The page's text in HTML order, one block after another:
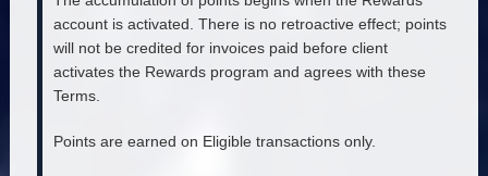
account is activated. There is no retroactive effect; points
will not be credited for invoices paid before client
activates the Rewards program and agrees with these
Terms.
Points are earned on Eligible transactions only.